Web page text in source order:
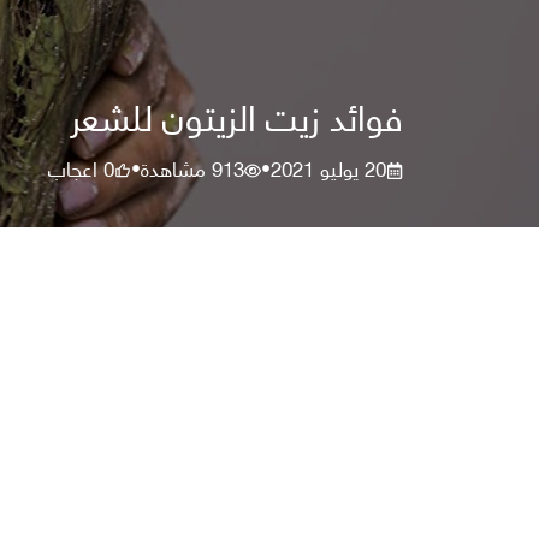
فوائد زيت الزيتون للشعر
20 يوليو 2021 •
913مشاهدة•
0اعجاب